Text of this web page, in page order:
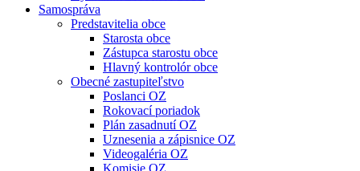
Samospráva
Predstavitelia obce
Starosta obce
Zástupca starostu obce
Hlavný kontrolór obce
Obecné zastupiteľstvo
Poslanci OZ
Rokovací poriadok
Plán zasadnutí OZ
Uznesenia a zápisnice OZ
Videogaléria OZ
Komisie OZ